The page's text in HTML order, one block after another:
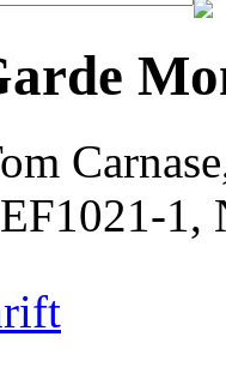
1,